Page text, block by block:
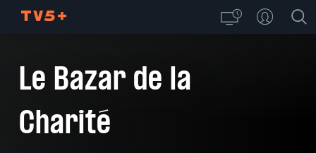
Le Bazar de la
Charité